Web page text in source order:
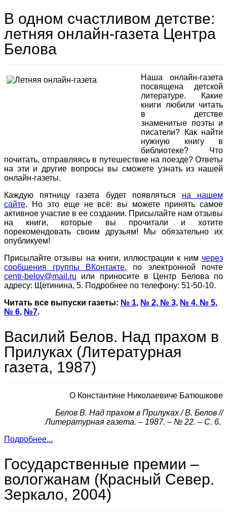
В одном счастливом детстве:
летняя онлайн-газета Центра
Белова
Наша онлайн-газета
посвящена детской
литературе. Какие
книги любили читать
в детстве
знаменитые поэты и
писатели? Как найти
нужную книгу в
библиотеке? Что
почитать, отправляясь в путешествие на поезде? Ответы
на эти и другие вопросы вы сможете узнать из нашей
онлайн-газеты.
Каждую пятницу газета будет появляться на нашем
сайте. Но это еще не всё: вы можете принять самое
активное участие в ее создании. Присылайте нам отзывы
на книги, которые вы прочитали и хотите
порекомендовать своим друзьям! Мы обязательно их
опубликуем!
Присылайте отзывы на книги, иллюстрации к ним через
сообщения группы ВКонтакте, по электронной почте
centr-belov@mail.ru или приносите в Центр Белова по
адресу: Щетинина, 5. Подробнее по телефону: 51-50-10.
Читать все выпуски газеты: № 1, № 2, № 3, № 4, № 5,
№ 6, №7.
Василий Белов. Над прахом в
Прилуках (Литературная
газета, 1987)
О Константине Николаевиче Батюшкове
Белов В. Над прахом в Прилуках / В. Белов //
Литературная газета. – 1987. – № 22. – С. 6.
Подробнее...
Государственные премии –
вологжанам (Красный Север.
Зеркало, 2004)